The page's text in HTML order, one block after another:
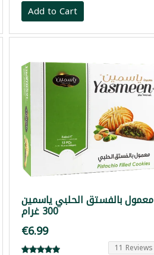
Add to Cart
معمول بالفستق الحلبي ياسمين
300 غرام
€6.99
11 Reviews